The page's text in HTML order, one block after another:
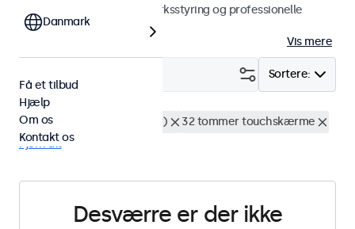
Ideel til datacentre, netværksstyring og professionelle
brugsformer.
Vis mere
Sortere:
Rackmontering (19 tommer)
32 tommer touchskærme
Fjern alt
Desværre er der ikke
Danmark
Få et tilbud
Hjælp
Om os
Kontakt os